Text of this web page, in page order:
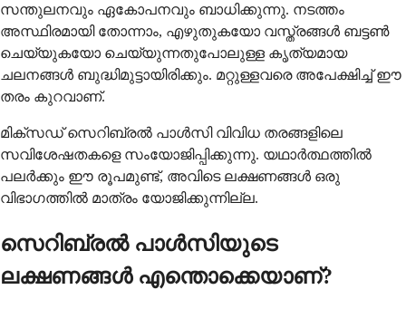
സന്തുലനവും ഏകോപനവും ബാധിക്കുന്നു. നടത്തം
അസ്ഥിരമായി തോന്നാം, എഴുതുകയോ വസ്ത്രങ്ങൾ ബട്ടൺ
ചെയ്യുകയോ ചെയ്യുന്നതുപോലുള്ള കൃത്യമായ
ചലനങ്ങൾ ബുദ്ധിമുട്ടായിരിക്കും. മറ്റുള്ളവരെ അപേക്ഷിച്ച് ഈ
തരം കുറവാണ്.
മിക്സഡ് സെറിബ്രൽ പാൾസി വിവിധ തരങ്ങളിലെ
സവിശേഷതകളെ സംയോജിപ്പിക്കുന്നു. യഥാർത്ഥത്തിൽ
പലർക്കും ഈ രൂപമുണ്ട്, അവിടെ ലക്ഷണങ്ങൾ ഒരു
വിഭാഗത്തിൽ മാത്രം യോജിക്കുന്നില്ല.
സെറിബ്രൽ പാൾസിയുടെ
ലക്ഷണങ്ങൾ എന്തൊക്കെയാണ്?